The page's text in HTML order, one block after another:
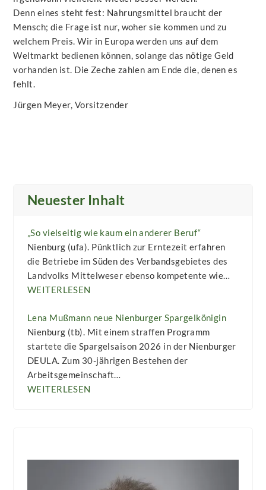
Denn eines steht fest: Nahrungsmittel braucht der
Mensch; die Frage ist nur, woher sie kommen und zu
welchem Preis. Wir in Europa werden uns auf dem
Weltmarkt bedienen können, solange das nötige Geld
vorhanden ist. Die Zeche zahlen am Ende die, denen es
fehlt.
Jürgen Meyer, Vorsitzender
Neuester Inhalt
„So vielseitig wie kaum ein anderer Beruf“
Nienburg (ufa). Pünktlich zur Erntezeit erfahren
die Betriebe im Süden des Verbandsgebietes des
Landvolks Mittelweser ebenso kompetente wie…
WEITERLESEN
Lena Mußmann neue Nienburger Spargelkönigin
Nienburg (tb). Mit einem straffen Programm
startete die Spargelsaison 2026 in der Nienburger
DEULA. Zum 30-jährigen Bestehen der
Arbeitsgemeinschaft…
WEITERLESEN